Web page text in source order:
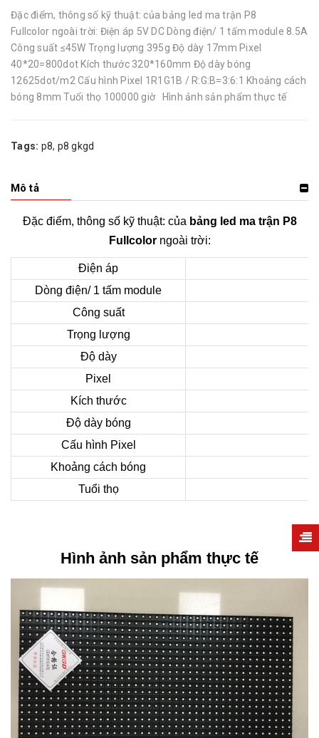
Đặc điểm, thông số kỹ thuật: của bảng led ma trận P8
Fullcolor ngoài trời: Điện áp 5V DC Dòng điện/ 1 tấm module 8.5A
Công suất ≤45W Trọng lượng 395g Độ dày 17mm Pixel
40*20=800dot Kích thước 320*160mm Độ dày bóng
12625dot/m2 Cấu hình Pixel 1R1G1B / R:G:B=3:6:1 Khoảng cách
bóng 8mm Tuổi thọ 100000 giờ Hình ảnh sản phẩm thực tế
Tags: p8, p8 gkgd
Mô tả
Đặc điểm, thông số kỹ thuật: của bảng led ma trận P8
Fullcolorngoài trời:
Điện áp
Dòng điện/ 1 tấm module
Công suất
Trọng lượng
Độ dày
Pixel
Kích thước
Độ dày bóng
Cấu hình Pixel
Khoảng cách bóng
Tuổi thọ
Hình ảnh sản phẩm thực tế